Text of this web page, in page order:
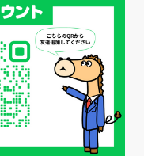
し方 #26卒
校生採用
#不法就労
#ベネフィット
#採用力